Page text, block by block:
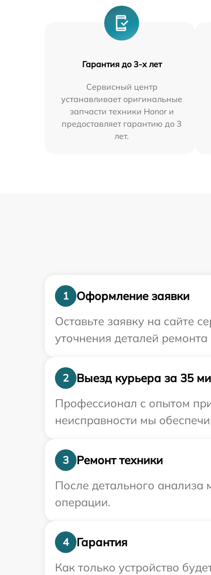
Гарантия до 3-х лет
Сервисный центр
устанавливает оригинальные
запчасти техники Honor и
предоставляет гарантию до 3
лет.
1
Оформление заявки
Оставьте заявку на сайте
уточнения деталей
2
Выезд курьера за 35
Профессионал с опытом
неисправности мы
3
Ремонт техники
После детального анализа
операции.
4
Гарантия
Как только устройство